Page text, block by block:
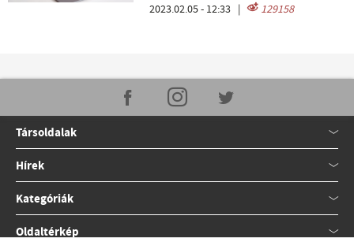
2023.02.05 - 12:33 | 129158
Társoldalak
Hírek
Kategóriák
Oldaltérkép